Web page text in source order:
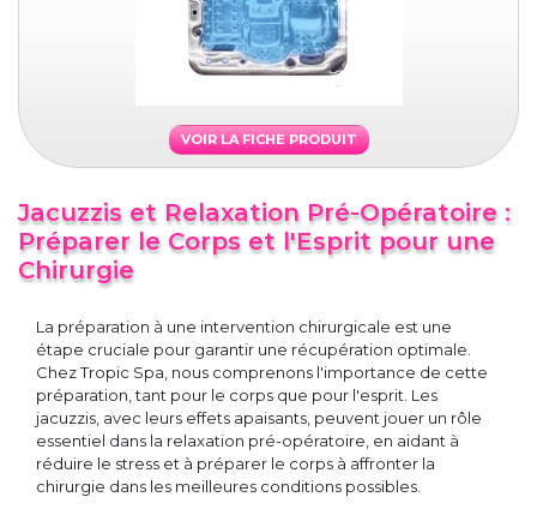
VOIR LA FICHE PRODUIT
Jacuzzis et Relaxation Pré-Opératoire :
Préparer le Corps et l'Esprit pour une
Chirurgie
La préparation à une intervention chirurgicale est une
étape cruciale pour garantir une récupération optimale.
Chez Tropic Spa, nous comprenons l'importance de cette
préparation, tant pour le corps que pour l'esprit. Les
jacuzzis, avec leurs effets apaisants, peuvent jouer un rôle
essentiel dans la relaxation pré-opératoire, en aidant à
réduire le stress et à préparer le corps à affronter la
chirurgie dans les meilleures conditions possibles.